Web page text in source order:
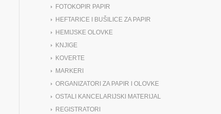
FOTOKOPIR PAPIR
HEFTARICE I BUŠILICE ZA PAPIR
HEMIJSKE OLOVKE
KNJIGE
KOVERTE
MARKERI
ORGANIZATORI ZA PAPIR I OLOVKE
OSTALI KANCELARIJSKI MATERIJAL
REGISTRATORI